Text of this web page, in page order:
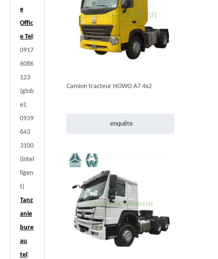
e
Offic
e Tel:
0917
6086
123
(glob
e);
0939
643
3100
(intel
ligen
t)
Tanz
anie
bure
au
tel:
Camion tracteur HOWO A7 4x2
enquête